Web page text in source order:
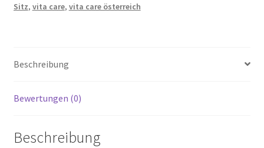
Sitz, vita care, vita care österreich
Beschreibung
Bewertungen (0)
Beschreibung